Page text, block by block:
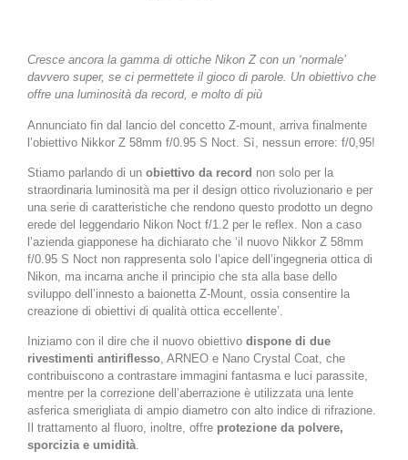
Cresce ancora la gamma di ottiche Nikon Z con un ‘normale’
davvero super, se ci permettete il gioco di parole. Un obiettivo che
offre una luminosità da record, e molto di più
Annunciato fin dal lancio del concetto Z-mount, arriva finalmente
l’obiettivo Nikkor Z 58mm f/0.95 S Noct. Sì, nessun errore: f/0,95!
Stiamo parlando di un obiettivo da record non solo per la
straordinaria luminosità ma per il design ottico rivoluzionario e per
una serie di caratteristiche che rendono questo prodotto un degno
erede del leggendario Nikon Noct f/1.2 per le reflex. Non a caso
l’azienda giapponese ha dichiarato che ‘il nuovo Nikkor Z 58mm
f/0.95 S Noct non rappresenta solo l’apice dell’ingegneria ottica di
Nikon, ma incarna anche il principio che sta alla base dello
sviluppo dell’innesto a baionetta Z-Mount, ossia consentire la
creazione di obiettivi di qualità ottica eccellente’.
Iniziamo con il dire che il nuovo obiettivo dispone di due
rivestimenti antiriflesso, ARNEO e Nano Crystal Coat, che
contribuiscono a contrastare immagini fantasma e luci parassite,
mentre per la correzione dell’aberrazione è utilizzata una lente
asferica smerigliata di ampio diametro con alto indice di rifrazione.
Il trattamento al fluoro, inoltre, offre protezione da polvere,
sporcizia e umidità.